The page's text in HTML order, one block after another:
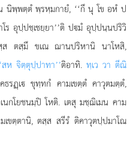
นิพฺพตฺตํ พฺรหฺมกายํ, ‘‘กึ นุ โข อหํ ป
ร อุปฺปชฺเชยฺยา’’ติ ปมํ อุปฺปนฺนปริวิ
ส ตสฺมึ ขเณ ฌานปริหานิ นาโหสิ,
สห จิตฺตุปฺปาทา’’ติอาทิ. ทฺเว วา ตีณิ
รฏฺเ ขุทฺทกํ คามเขตฺตํ คาวุตมตฺตํ,
โยชนมฺปิ โหติ. เตสุ มชฺฌิเมน คาม
ขตฺตานิ, ตสฺส สรีรํ ติคาวุตปฺปมาโณ